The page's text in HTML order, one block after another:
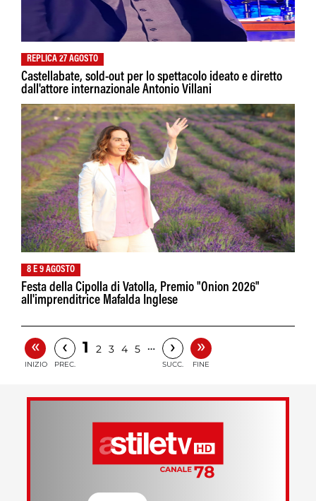
REPLICA 27 AGOSTO
Castellabate, sold-out per lo spettacolo ideato e diretto
dall'attore internazionale Antonio Villani
8 E 9 AGOSTO
Festa della Cipolla di Vatolla, Premio "Onion 2026"
all'imprenditrice Mafalda Inglese
«
INIZIO
‹
PREC.
1 2 3 4 5 … ›
SUCC.
»
FINE